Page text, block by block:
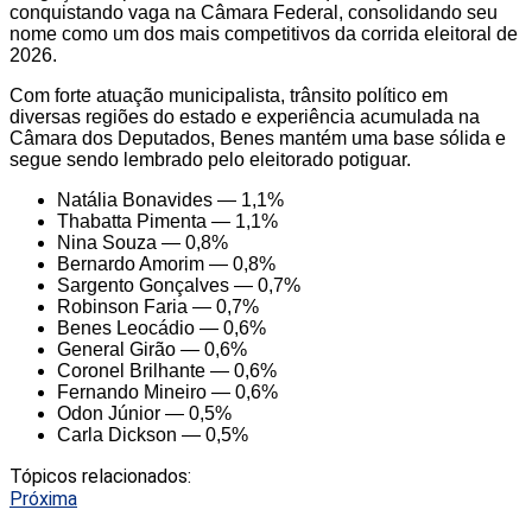
conquistando vaga na Câmara Federal, consolidando seu
nome como um dos mais competitivos da corrida eleitoral de
2026.
Com forte atuação municipalista, trânsito político em
diversas regiões do estado e experiência acumulada na
Câmara dos Deputados, Benes mantém uma base sólida e
segue sendo lembrado pelo eleitorado potiguar.
Natália Bonavides — 1,1%
Thabatta Pimenta — 1,1%
Nina Souza — 0,8%
Bernardo Amorim — 0,8%
Sargento Gonçalves — 0,7%
Robinson Faria — 0,7%
Benes Leocádio — 0,6%
General Girão — 0,6%
Coronel Brilhante — 0,6%
Fernando Mineiro — 0,6%
Odon Júnior — 0,5%
Carla Dickson — 0,5%
Tópicos relacionados:
Próxima